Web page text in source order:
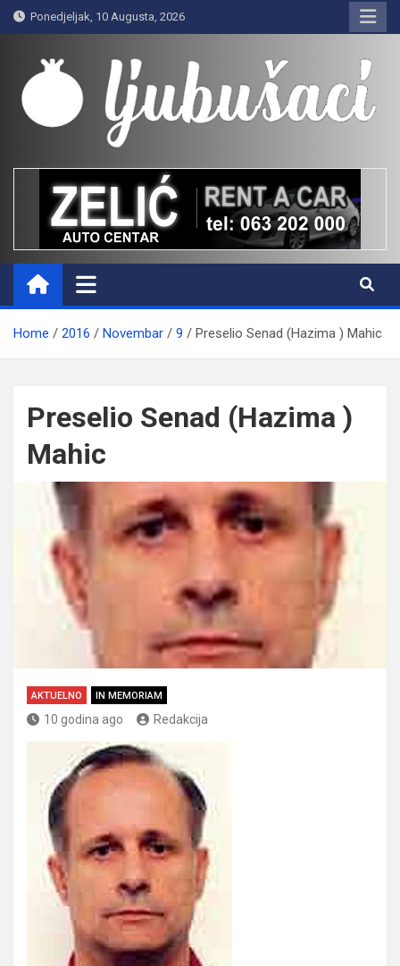
Skip
to
content
Ponedjeljak, 10 Augusta, 2026
Ljubušaci
Svom voljenom gradu
Home 2016 Novembar 9 Preselio Senad (Hazima ) Mahic
Preselio Senad (Hazima )
Mahic
AKTUELNO IN MEMORIAM
10 godina ago Redakcija